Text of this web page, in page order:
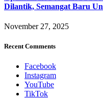
Dilantik, Semangat Baru
November 27, 2025
Recent Comments
Facebook
Instagram
YouTube
TikTok